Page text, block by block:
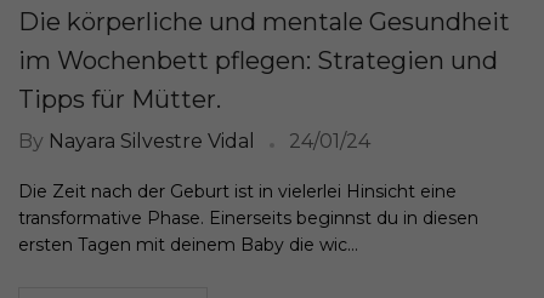
Die körperliche und mentale Gesundheit
im Wochenbett pflegen: Strategien und
Tipps für Mütter.
By Nayara Silvestre Vidal 24/01/24
Die Zeit nach der Geburt ist in vielerlei Hinsicht eine
transformative Phase. Einerseits beginnst du in diesen
ersten Tagen mit deinem Baby die wic...